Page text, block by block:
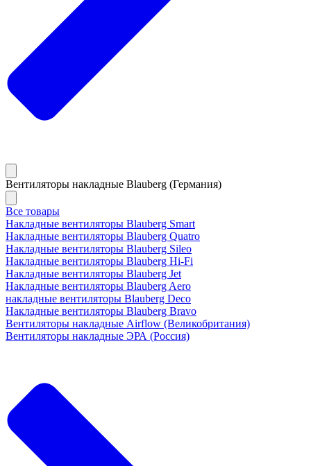
Вентиляторы накладные Blauberg (Германия)
Все товары
Накладные вентиляторы Blauberg Smart
Накладные вентиляторы Blauberg Quatro
Накладные вентиляторы Blauberg Sileo
Накладные вентиляторы Blauberg Hi-Fi
Накладные вентиляторы Blauberg Jet
Накладные вентиляторы Blauberg Aero
накладные вентиляторы Blauberg Deco
Накладные вентиляторы Blauberg Bravo
Вентиляторы накладные Airflow (Великобритания)
Вентиляторы накладные ЭРА (Россия)